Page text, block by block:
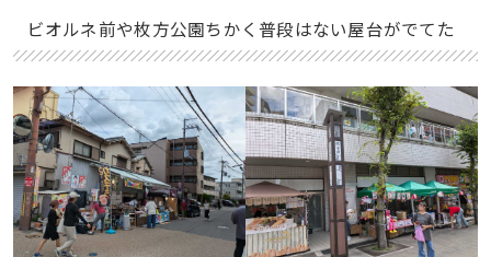
ビオルネ前や枚方公園ちかく普段はない屋台がでてた